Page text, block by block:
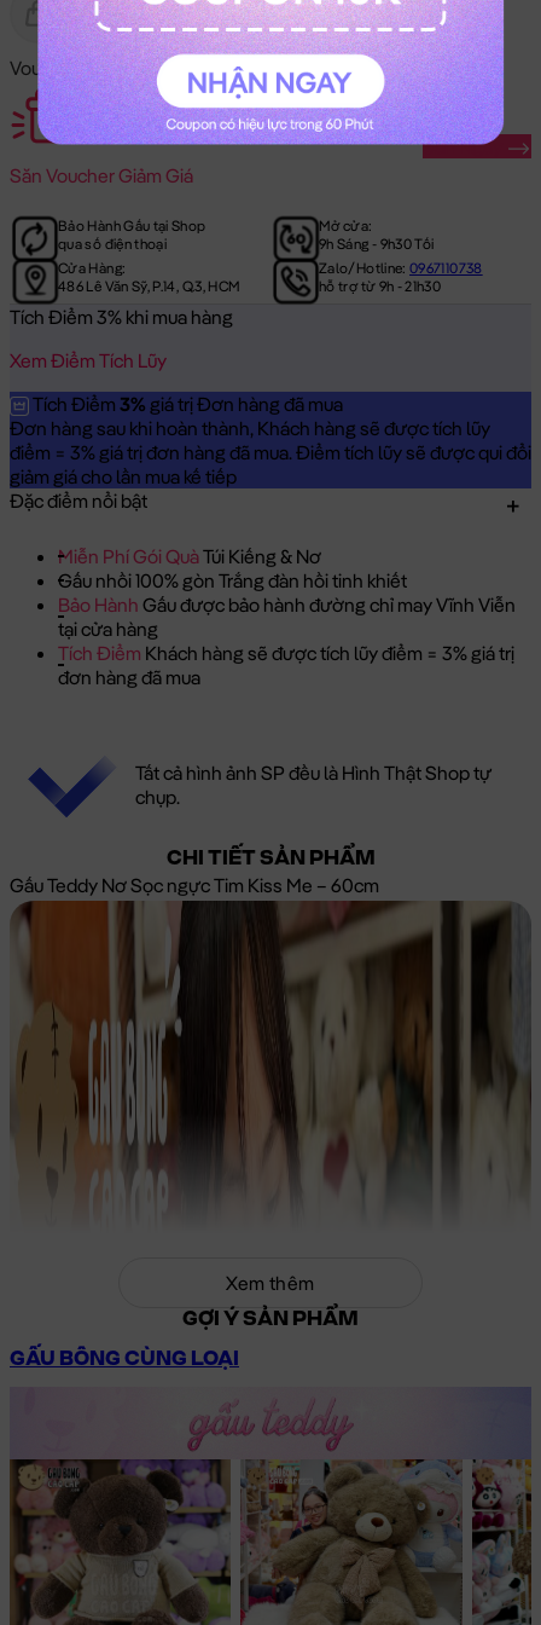
Gửi Tặng Hết Hàng
Voucher Mã Khuyến Mãi:
Săn Voucher Giảm Giá
Săn Ngay
Bảo Hành Gấu tại Shop
qua số điện thoại
Mở cửa:
9h Sáng - 9h30 Tối
Cửa Hàng:
486 Lê Văn Sỹ, P.14, Q.3, HCM
Zalo/Hotline:0967110738
hỗ trợ từ 9h - 21h30
Tích Điểm 3% khi mua hàng
Xem Điểm Tích Lũy
Tích Điểm 3% giá trị Đơn hàng đã mua
Đơn hàng sau khi hoàn thành, Khách hàng sẽ được tích lũy
điểm = 3% giá trị đơn hàng đã mua. Điểm tích lũy sẽ được qui đổi
giảm giá cho lần mua kế tiếp
Đặc điểm nổi bật
Miễn Phí Gói QuàTúi Kiếng & Nơ
Gấu nhồi 100% gòn Trắng đàn hồi tinh khiết
Bảo Hành Gấu được bảo hành đường chỉ may Vĩnh Viễn
tại cửa hàng
Tích Điểm Khách hàng sẽ được tích lũy điểm = 3% giá trị
đơn hàng đã mua
Tất cả hình ảnh SP đều là Hình Thật Shop tự
chụp.
CHI TIẾT SẢN PHẨM
Gấu Teddy Nơ Sọc ngực Tim Kiss Me – 60cm
Xem thêm
GỢI Ý SẢN PHẨM
GẤU BÔNG CÙNG LOẠI